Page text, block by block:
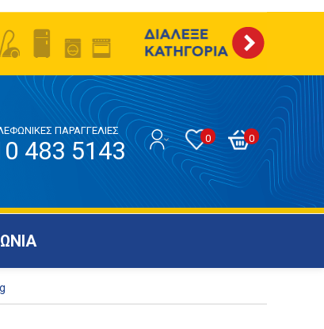
0
0
ΠΑΡΑΓΓΕΛΙΕΣ
483 5143